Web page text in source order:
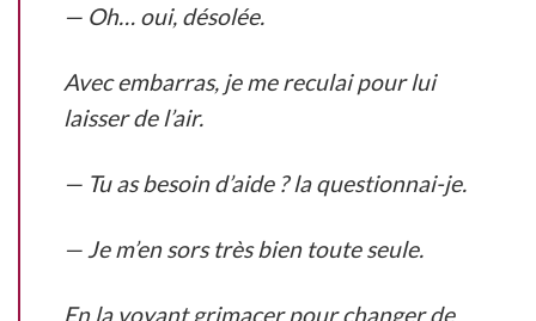
— Oh… oui, désolée.
Avec embarras, je me reculai pour lui
laisser de l’air.
— Tu as besoin d’aide ? la questionnai-je.
— Je m’en sors très bien toute seule.
En la voyant grimacer pour changer de